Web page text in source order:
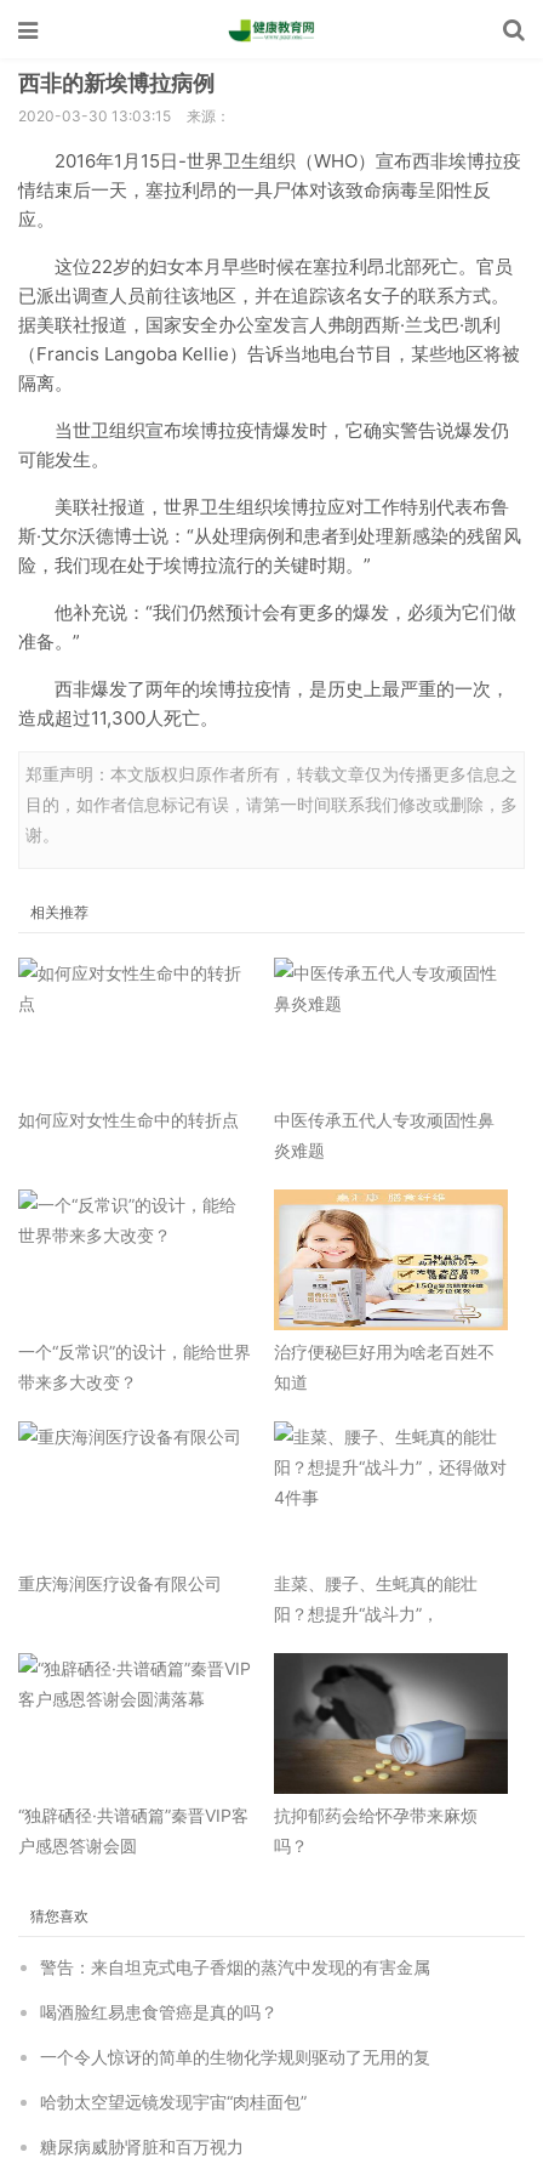
西非的新埃博拉病例
2020-03-30 13:03:15 来源：
2016年1月15日-世界卫生组织（WHO）宣布西非埃博拉疫
情结束后一天，塞拉利昂的一具尸体对该致命病毒呈阳性反
应。
这位22岁的妇女本月早些时候在塞拉利昂北部死亡。官员
已派出调查人员前往该地区，并在追踪该名女子的联系方式。
据美联社报道，国家安全办公室发言人弗朗西斯·兰戈巴·凯利
（Francis Langoba Kellie）告诉当地电台节目，某些地区将被
隔离。
当世卫组织宣布埃博拉疫情爆发时，它确实警告说爆发仍
可能发生。
美联社报道，世界卫生组织埃博拉应对工作特别代表布鲁
斯·艾尔沃德博士说：“从处理病例和患者到处理新感染的残留风
险，我们现在处于埃博拉流行的关键时期。”
他补充说：“我们仍然预计会有更多的爆发，必须为它们做
准备。”
西非爆发了两年的埃博拉疫情，是历史上最严重的一次，
造成超过11,300人死亡。
郑重声明：本文版权归原作者所有，转载文章仅为传播更多信息之
目的，如作者信息标记有误，请第一时间联系我们修改或删除，多
谢。
相关推荐
如何应对女性生命中的转折点
中医传承五代人专攻顽固性鼻
炎难题
一个“反常识”的设计，能给世界
带来多大改变？
治疗便秘巨好用为啥老百姓不
知道
重庆海润医疗设备有限公司
韭菜、腰子、生蚝真的能壮
阳？想提升“战斗力”，
“独辟硒径·共谱硒篇”秦晋VIP客
户感恩答谢会圆
抗抑郁药会给怀孕带来麻烦
吗？
猜您喜欢
警告：来自坦克式电子香烟的蒸汽中发现的有害金属
喝酒脸红易患食管癌是真的吗？
一个令人惊讶的简单的生物化学规则驱动了无用的复
哈勃太空望远镜发现宇宙“肉桂面包”
糖尿病威胁肾脏和百万视力